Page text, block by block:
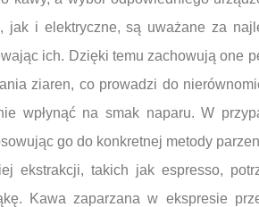
jak i elektryczne, są uważane za
ich. Dzięki temu zachowują one
ziaren, co prowadzi do
wpłynąć na smak naparu. W
go do konkretnej metody
ekstrakcji, takich jak espresso,
Kawa zaparzana w ekspresie